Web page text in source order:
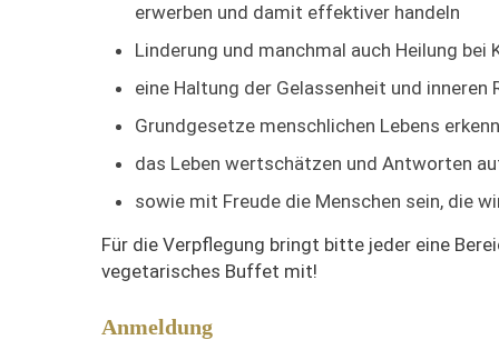
erwerben und damit effektiver handeln
Linderung und manchmal auch Heilung bei
eine Haltung der Gelassenheit und inneren
Grundgesetze menschlichen Lebens
das Leben wertschätzen und Antworten
sowie mit Freude die Menschen sein, die
Für die Verpflegung bringt bitte jeder eine
vegetarisches Buffet mit!
Anmeldung